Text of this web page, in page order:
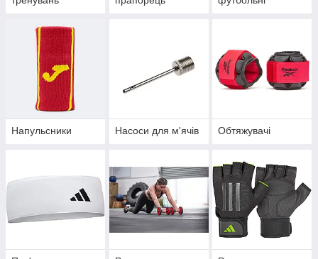
Напульсники Насоси для м'ячів Обтяжувачі